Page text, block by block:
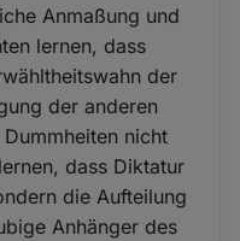
Anmaßung und
lernen, dass
der
der anderen
nicht
dass Diktatur
die Aufteilung
Anhänger des